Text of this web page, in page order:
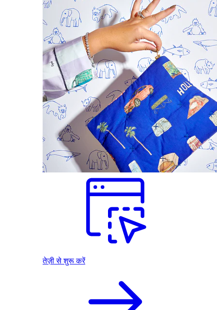
तेज़ी से शुरू करें